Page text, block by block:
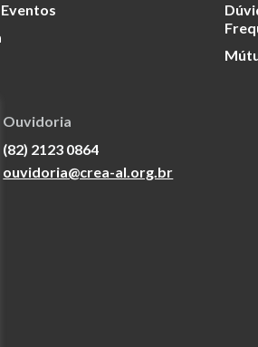
Ouvidoria
(82) 2123 0864
ouvidoria@crea-al.org.br